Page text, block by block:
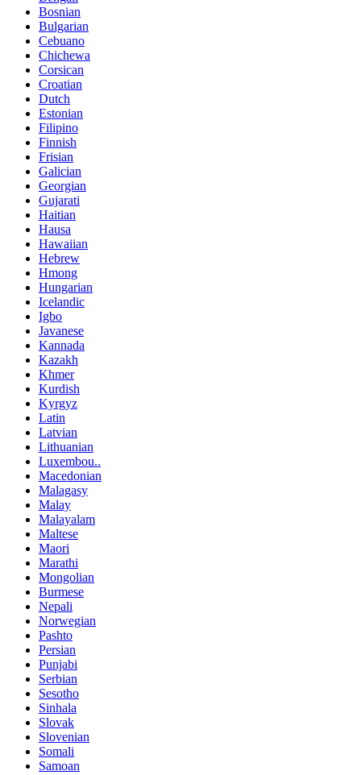
Bosnian
Bulgarian
Cebuano
Chichewa
Corsican
Croatian
Dutch
Estonian
Filipino
Finnish
Frisian
Galician
Georgian
Gujarati
Haitian
Hausa
Hawaiian
Hebrew
Hmong
Hungarian
Icelandic
Igbo
Javanese
Kannada
Kazakh
Khmer
Kurdish
Kyrgyz
Latin
Latvian
Lithuanian
Luxembou..
Macedonian
Malagasy
Malay
Malayalam
Maltese
Maori
Marathi
Mongolian
Burmese
Nepali
Norwegian
Pashto
Persian
Punjabi
Serbian
Sesotho
Sinhala
Slovak
Slovenian
Somali
Samoan